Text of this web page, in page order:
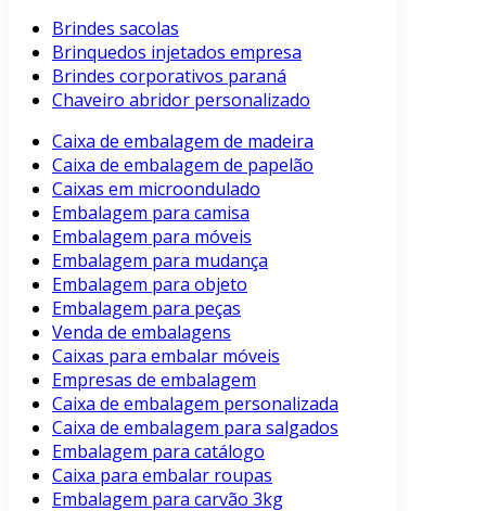
Brindes sacolas
Brinquedos injetados empresa
Brindes corporativos paraná
Chaveiro abridor personalizado
Caixa de embalagem de madeira
Caixa de embalagem de papelão
Caixas em microondulado
Embalagem para camisa
Embalagem para móveis
Embalagem para mudança
Embalagem para objeto
Embalagem para peças
Venda de embalagens
Caixas para embalar móveis
Empresas de embalagem
Caixa de embalagem personalizada
Caixa de embalagem para salgados
Embalagem para catálogo
Caixa para embalar roupas
Embalagem para carvão 3kg